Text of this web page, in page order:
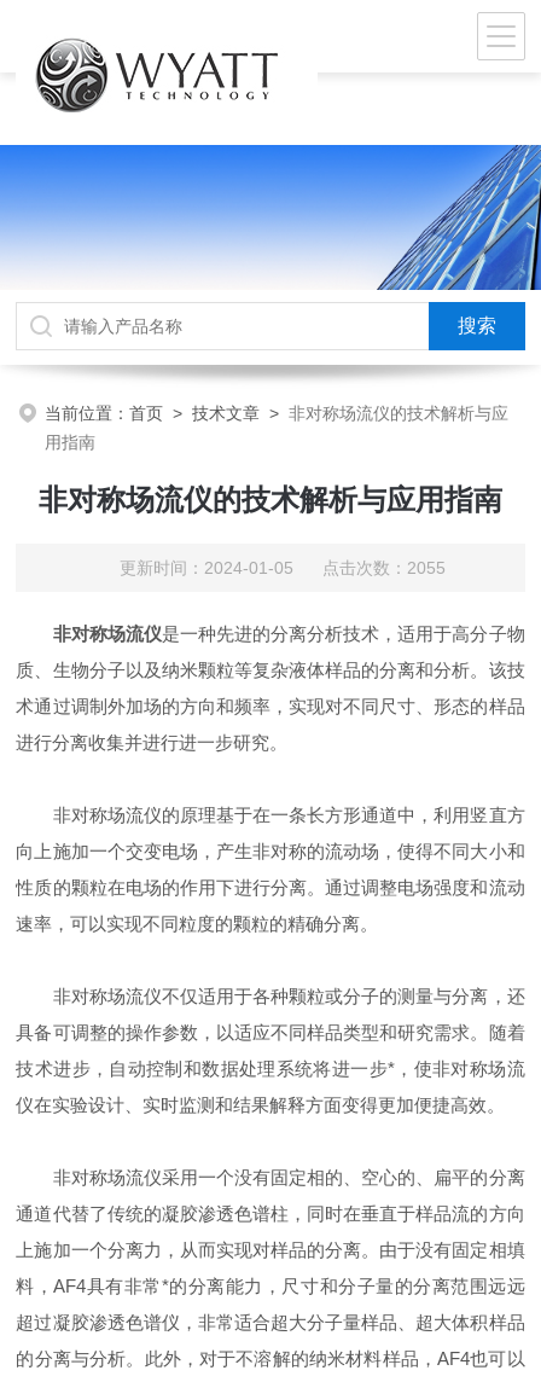
当前位置：首页 >技术文章 >非对称场流仪的技术解析与应
用指南
非对称场流仪的技术解析与应用指南
更新时间：2024-01-05 点击次数：2055
非对称场流仪是一种先进的分离分析技术，适用于高分子物
质、生物分子以及纳米颗粒等复杂液体样品的分离和分析。该技
术通过调制外加场的方向和频率，实现对不同尺寸、形态的样品
进行分离收集并进行进一步研究。
非对称场流仪的原理基于在一条长方形通道中，利用竖直方
向上施加一个交变电场，产生非对称的流动场，使得不同大小和
性质的颗粒在电场的作用下进行分离。通过调整电场强度和流动
速率，可以实现不同粒度的颗粒的精确分离。
非对称场流仪不仅适用于各种颗粒或分子的测量与分离，还
具备可调整的操作参数，以适应不同样品类型和研究需求。随着
技术进步，自动控制和数据处理系统将进一步*，使非对称场流
仪在实验设计、实时监测和结果解释方面变得更加便捷高效。
非对称场流仪采用一个没有固定相的、空心的、扁平的分离
通道代替了传统的凝胶渗透色谱柱，同时在垂直于样品流的方向
上施加一个分离力，从而实现对样品的分离。由于没有固定相填
料，AF4具有非常*的分离能力，尺寸和分子量的分离范围远远
超过凝胶渗透色谱仪，非常适合超大分子量样品、超大体积样品
的分离与分析。此外，对于不溶解的纳米材料样品，AF4也可以